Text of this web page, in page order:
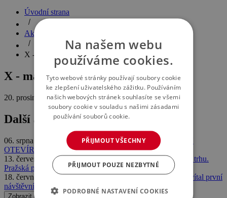
Úvodní strana
Aktuality
X - massacre
X - massacre
20. prosince 2019
Další aktuality
06. srpna 2026
HARRY POTTER™: THE EXHIBITION
OTEVÍRÁ SVÉ BRÁNY V PRAZE
13. července 2026Volty Expo 2026 potvrdilo své místo na trhu.
Pražská premiéra přilákala davy odborníků
18. června 2026
ARCHITECT@WORK Prague 2026 přivítal první
návštěvníky
Zobrazit další
Na našem webu
používáme cookies.
Tyto webové stránky používají soubory cookie
ke zlepšení uživatelského zážitku. Používáním
našich webových stránek souhlasíte se všemi
soubory cookie v souladu s našimi zásadami
používání souborů cookie.
PŘIJMOUT VŠECHNY
PŘIJMOUT POUZE NEZBYTNÉ
PODROBNÉ NASTAVENÍ COOKIES